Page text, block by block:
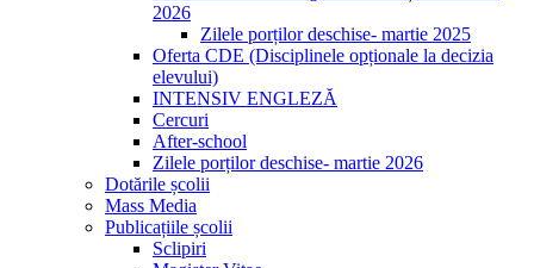
2026
Zilele porților deschise- martie 2025
Oferta CDE (Disciplinele opționale la decizia
elevului)
INTENSIV ENGLEZĂ
Cercuri
After-school
Zilele porților deschise- martie 2026
Dotările școlii
Mass Media
Publicațiile școlii
Sclipiri